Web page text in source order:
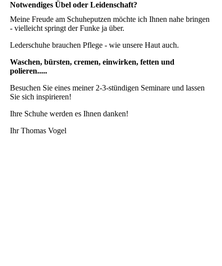
Notwendiges Übel oder Leidenschaft?
Meine Freude am Schuheputzen möchte ich Ihnen nahe bringen
- vielleicht springt der Funke ja über.
Lederschuhe brauchen Pflege - wie unsere Haut auch.
Waschen, bürsten, cremen, einwirken, fetten und
polieren.....
Besuchen Sie eines meiner 2-3-stündigen Seminare und lassen
Sie sich inspirieren!
Ihre Schuhe werden es Ihnen danken!
Ihr Thomas Vogel